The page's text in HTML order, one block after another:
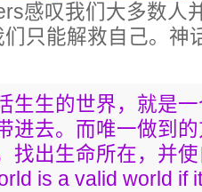
感叹我们大多数人
只能解救自己。神
生生的世界，就是
进去。而唯一做到
找出生命所在，并
is a valid world if